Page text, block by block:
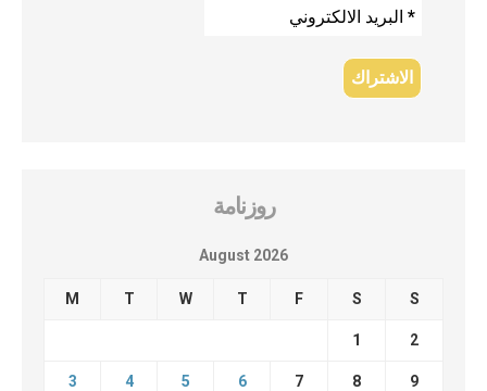
روزنامة
August 2026
M T W T F S S
1 2
3 4 5 6 7 8 9